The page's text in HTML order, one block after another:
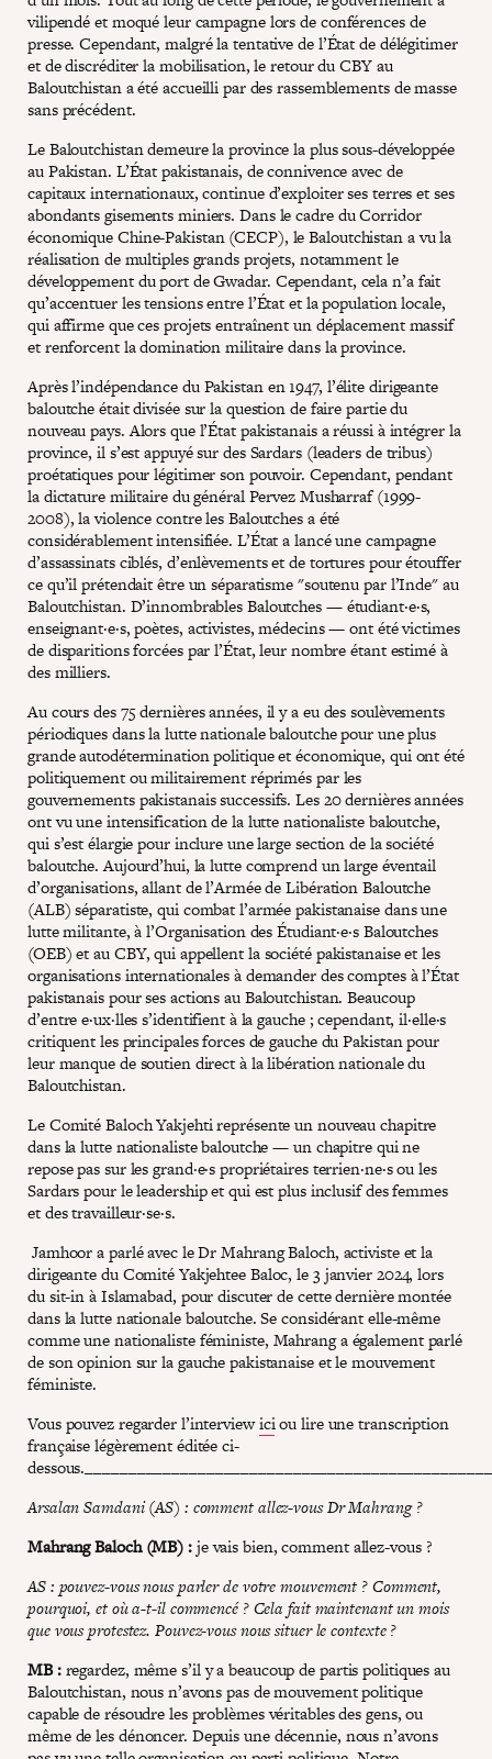
vilipendé et moqué leur campagne lors de conférences de
presse. Cependant, malgré la tentative de l’État de délégitimer
et de discréditer la mobilisation, le retour du CBY au
Baloutchistan a été accueilli par des rassemblements de masse
sans précédent.
Le Baloutchistan demeure la province la plus sous-développée
au Pakistan. L’État pakistanais, de connivence avec de
capitaux internationaux, continue d’exploiter ses terres et ses
abondants gisements miniers. Dans le cadre du Corridor
économique Chine-Pakistan (CECP), le Baloutchistan a vu la
réalisation de multiples grands projets, notamment le
développement du port de Gwadar. Cependant, cela n’a fait
qu’accentuer les tensions entre l’État et la population locale,
qui affirme que ces projets entraînent un déplacement massif
et renforcent la domination militaire dans la province.
Après l’indépendance du Pakistan en 1947, l’élite dirigeante
baloutche était divisée sur la question de faire partie du
nouveau pays. Alors que l’État pakistanais a réussi à intégrer la
province, il s’est appuyé sur des Sardars (leaders de tribus)
proétatiques pour légitimer son pouvoir. Cependant, pendant
la dictature militaire du général Pervez Musharraf (1999-
2008), la violence contre les Baloutches a été
considérablement intensifiée. L’État a lancé une campagne
d’assassinats ciblés, d’enlèvements et de tortures pour étouffer
ce qu’il prétendait être un séparatisme "soutenu par l’Inde" au
Baloutchistan. D’innombrables Baloutches — étudiant·e·s,
enseignant·e·s, poètes, activistes, médecins — ont été victimes
de disparitions forcées par l’État, leur nombre étant estimé à
des milliers.
Au cours des 75 dernières années, il y a eu des soulèvements
périodiques dans la lutte nationale baloutche pour une plus
grande autodétermination politique et économique, qui ont été
politiquement ou militairement réprimés par les
gouvernements pakistanais successifs. Les 20 dernières années
ont vu une intensification de la lutte nationaliste baloutche,
qui s’est élargie pour inclure une large section de la société
baloutche. Aujourd’hui, la lutte comprend un large éventail
d’organisations, allant de l’Armée de Libération Baloutche
(ALB) séparatiste, qui combat l’armée pakistanaise dans une
lutte militante, à l’Organisation des Étudiant·e·s Baloutches
(OEB) et au CBY, qui appellent la société pakistanaise et les
organisations internationales à demander des comptes à l’État
pakistanais pour ses actions au Baloutchistan. Beaucoup
d’entre e·ux·lles s’identifient à la gauche ; cependant, il·elle·s
critiquent les principales forces de gauche du Pakistan pour
leur manque de soutien direct à la libération nationale du
Baloutchistan.
Le Comité Baloch Yakjehti représente un nouveau chapitre
dans la lutte nationaliste baloutche — un chapitre qui ne
repose pas sur les grand·e·s propriétaires terrien·ne·s ou les
Sardars pour le leadership et qui est plus inclusif des femmes
et des travailleur·se·s.
Jamhoor a parlé avec le Dr Mahrang Baloch, activiste et la
dirigeante du Comité Yakjehtee Baloc, le 3 janvier 2024, lors
du sit-in à Islamabad, pour discuter de cette dernière montée
dans la lutte nationale baloutche. Se considérant elle-même
comme une nationaliste féministe, Mahrang a également parlé
de son opinion sur la gauche pakistanaise et le mouvement
féministe.
Vous pouvez regarder l’interviewiciou lire une transcription
française légèrement éditée ci-
Arsalan Samdani (AS) : comment allez-vous Dr Mahrang ?
Mahrang Baloch (MB) :je vais bien, comment allez-vous ?
AS : pouvez-vous nous parler de votre mouvement ? Comment,
pourquoi, et où a-t-il commencé ? Cela fait maintenant un mois
que vous protestez. Pouvez-vous nous situer le contexte ?
MB :regardez, même s’il y a beaucoup de partis politiques au
Baloutchistan, nous n’avons pas de mouvement politique
capable de résoudre les problèmes véritables des gens, ou
même de les dénoncer. Depuis une décennie, nous n’avons